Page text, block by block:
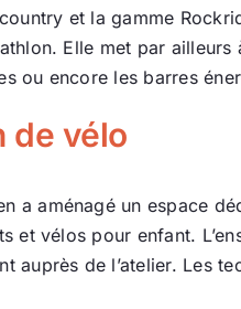
et la gamme
Elle met par
ou encore les barres
de vélo
a aménagé un espace
et vélos pour enfant.
auprès de l’atelier. Les